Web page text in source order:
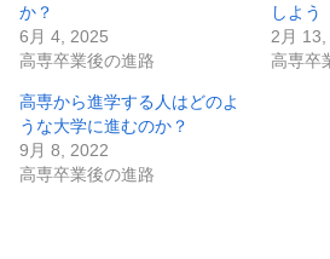
か？
6月 4, 2025
高専卒業後の進路
しよう
2月
高専卒
高専から進学する人はどのよ
うな大学に進むのか？
9月 8, 2022
高専卒業後の進路